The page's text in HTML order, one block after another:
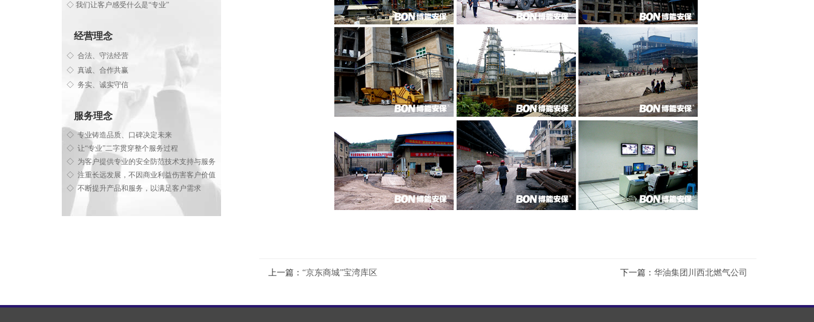
◇ 我们让客户感受什么是“专业”
经营理念
◇ 合法、守法经营
◇ 真诚、合作共赢
◇ 务实、诚实守信
服务理念
◇ 专业铸造品质、口碑决定未来
◇ 让“专业”二字贯穿整个服务过程
◇ 为客户提供专业的安全防范技术支持与服务
◇ 注重长远发展，不因商业利益伤害客户价值
◇ 不断提升产品和服务，以满足客户需求
上一篇： “京东商城”宝湾库区 下一篇： 华油集团川西北燃气公司